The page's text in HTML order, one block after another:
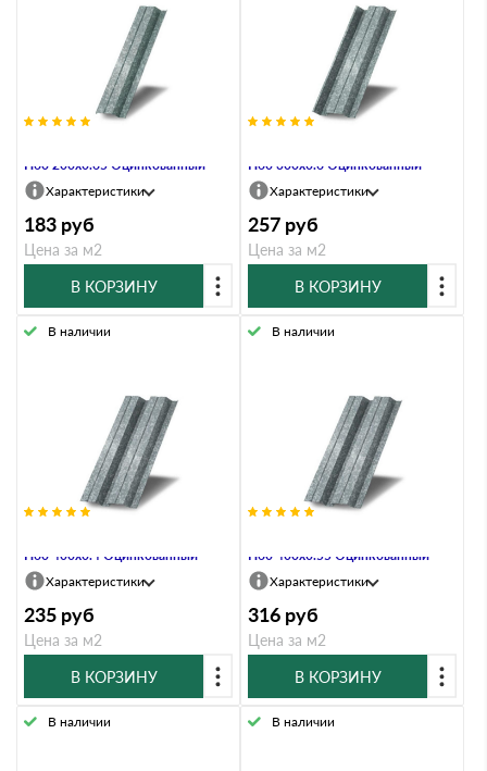
Н60 200х0.65 Оцинкованный
Характеристики
183 руб
Цена за м2
В КОРЗИНУ
Н60 300х0.6 Оцинкованный
Характеристики
257 руб
Цена за м2
В КОРЗИНУ
Н60 400х0.4 Оцинкованный
В наличии
Характеристики
235 руб
Цена за м2
В КОРЗИНУ
Н60 400х0.55 Оцинкованный
В наличии
Характеристики
316 руб
Цена за м2
В КОРЗИНУ
В наличии В наличии